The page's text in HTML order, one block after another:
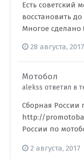
Есть советский
восстановить
Многое сделано
28 августа, 2017
Мотобол
alekss ответил в
Сборная
http://
России по
2 августа, 2017